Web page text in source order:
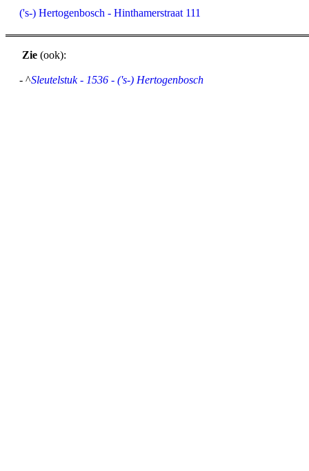
('s-) Hertogenbosch - Hinthamerstraat 111
Zie (ook):
- ^Sleutelstuk - 1536 - ('s-) Hertogenbosch